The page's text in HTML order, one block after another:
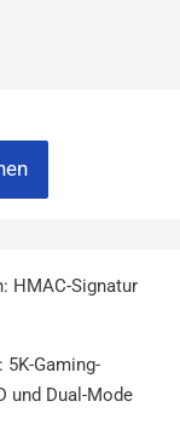
HMAC-Signatur
5K-Gaming-
und Dual-Mode